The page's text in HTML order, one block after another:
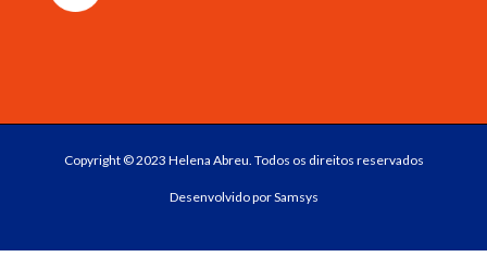
Copyright © 2023 Helena Abreu. Todos os direitos reservados
Desenvolvido porSamsys